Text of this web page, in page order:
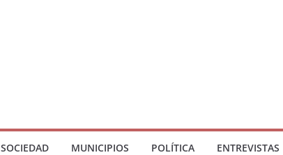
SOCIEDAD MUNICIPIOS POLÍTICA ENTREVISTAS